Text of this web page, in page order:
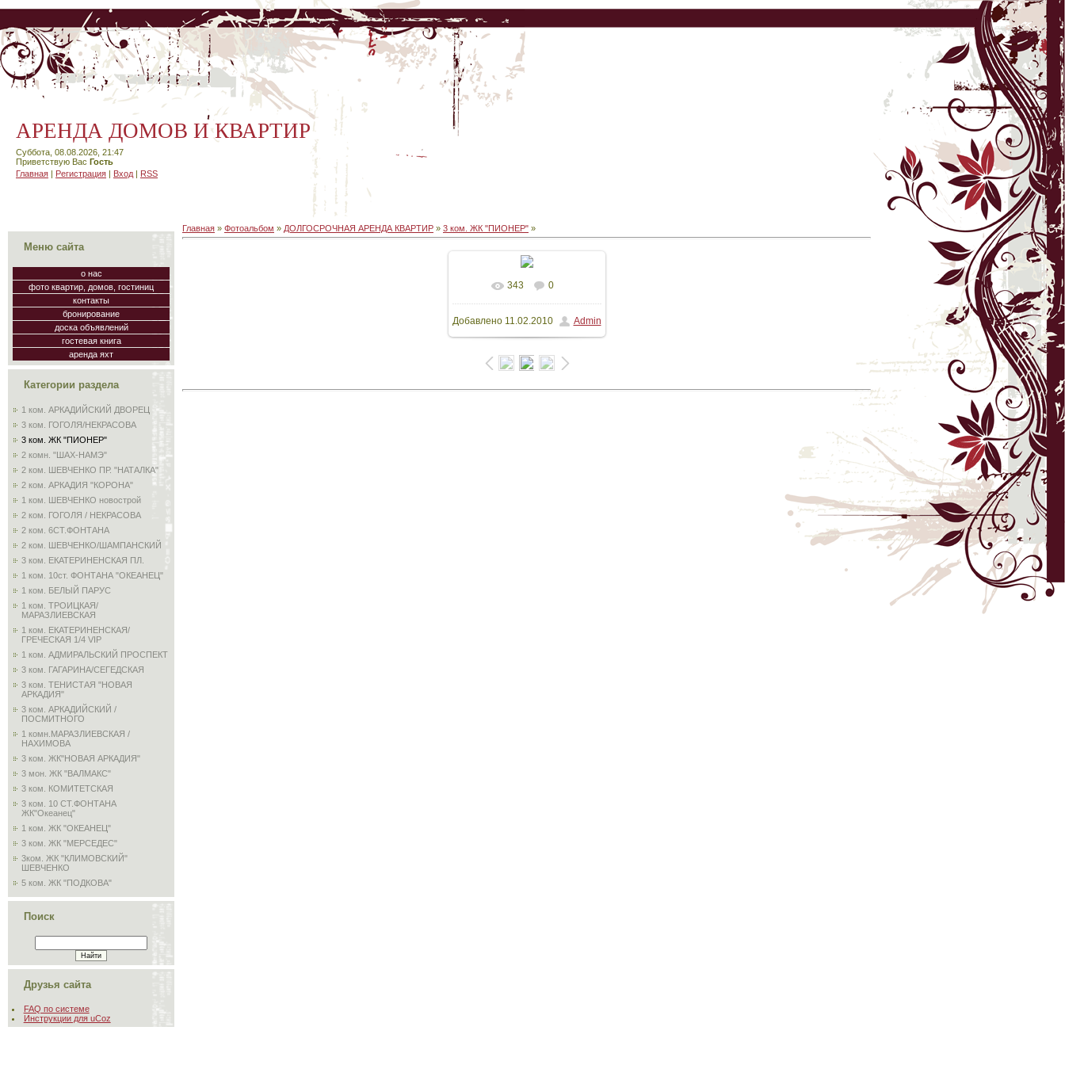
АРЕНДА ДОМОВ И КВАРТИР
Суббота, 08.08.2026, 21:47
Приветствую Вас Гость
Главная | Регистрация | Вход | RSS
Меню сайта
о нас
фото квартир, домов, гостиниц
контакты
бронирование
доска объявлений
гостевая книга
аренда яхт
Категории раздела
1 ком. АРКАДИЙСКИЙ ДВОРЕЦ
3 ком. ГОГОЛЯ/НЕКРАСОВА
3 ком. ЖК "ПИОНЕР"
2 комн. "ШАХ-НАМЭ"
2 ком. ШЕВЧЕНКО ПР. "НАТАЛКА"
2 ком. АРКАДИЯ "КОРОНА"
1 ком. ШЕВЧЕНКО новострой
2 ком. ГОГОЛЯ / НЕКРАСОВА
2 ком. 6СТ.ФОНТАНА
2 ком. ШЕВЧЕНКО/ШАМПАНСКИЙ
3 ком. ЕКАТЕРИНЕНСКАЯ ПЛ.
1 ком. 10ст. ФОНТАНА "ОКЕАНЕЦ"
1 ком. БЕЛЫЙ ПАРУС
1 ком. ТРОИЦКАЯ/
МАРАЗЛИЕВСКАЯ
1 ком. ЕКАТЕРИНЕНСКАЯ/
ГРЕЧЕСКАЯ 1/4 VIP
1 ком. АДМИРАЛЬСКИЙ ПРОСПЕКТ
3 ком. ГАГАРИНА/СЕГЕДСКАЯ
3 ком. ТЕНИСТАЯ "НОВАЯ
АРКАДИЯ"
3 ком. АРКАДИЙСКИЙ /
ПОСМИТНОГО
1 комн.МАРАЗЛИЕВСКАЯ /
НАХИМОВА
3 ком. ЖК"НОВАЯ АРКАДИЯ"
3 мон. ЖК "ВАЛМАКС"
3 ком. КОМИТЕТСКАЯ
3 ком. 10 СТ.ФОНТАНА
ЖК"Океанец"
1 ком. ЖК "ОКЕАНЕЦ"
3 ком. ЖК "МЕРСЕДЕС"
3ком. ЖК "КЛИМОВСКИЙ"
ШЕВЧЕНКО
5 ком. ЖК "ПОДКОВА"
Поиск
Друзья сайта
FAQ по системе
Инструкции для uCoz
Главная » Фотоальбом » ДОЛГОСРОЧНАЯ АРЕНДА КВАРТИР » 3 ком. ЖК "ПИОНЕР" »
В реальном размере
1125x1500/ 74.6Kb
343 0
Добавлено11.02.2010 Admin